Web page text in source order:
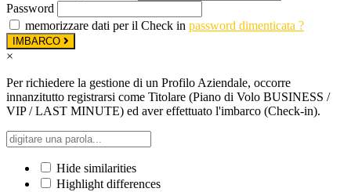
Password
memorizzare dati per il Check in password dimenticata ?
IMBARCO
×
Per richiedere la gestione di un Profilo Aziendale, occorre
innanzitutto registrarsi come Titolare (Piano di Volo BUSINESS /
VIP / LAST MINUTE) ed aver effettuato l'imbarco (Check-in).
Hide similarities
Highlight differences